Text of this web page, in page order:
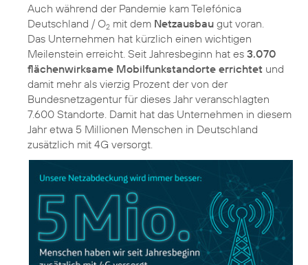
Auch während der Pandemie kam Telefónica
Deutschland / O2 mit dem Netzausbau gut voran.
Das Unternehmen hat kürzlich einen wichtigen
Meilenstein erreicht. Seit Jahresbeginn hat es 3.070
flächenwirksame Mobilfunkstandorte errichtet und
damit mehr als vierzig Prozent der von der
Bundesnetzagentur für dieses Jahr veranschlagten
7.600 Standorte. Damit hat das Unternehmen in diesem
Jahr etwa 5 Millionen Menschen in Deutschland
zusätzlich mit 4G versorgt.